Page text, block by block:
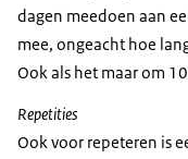
dagen meedoen aan
mee, ongeacht hoe
Ook als het maar om
Repetities
Ook voor repeteren is